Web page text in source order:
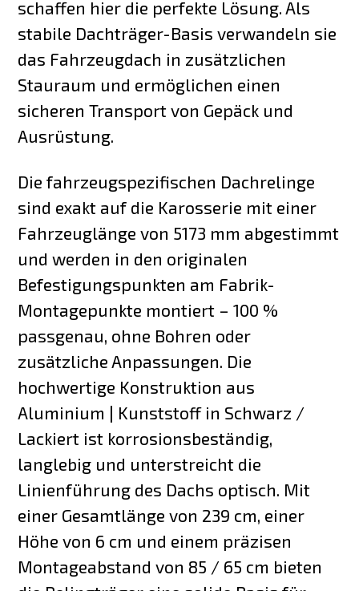
schaffen hier die perfekte Lösung. Als
stabile Dachträger-Basis verwandeln sie
das Fahrzeugdach in zusätzlichen
Stauraum und ermöglichen einen
sicheren Transport von Gepäck und
Ausrüstung.
Die fahrzeugspezifischen Dachrelinge
sind exakt auf die Karosserie mit einer
Fahrzeuglänge von 5173 mm abgestimmt
und werden in den originalen
Befestigungspunkten am Fabrik-
Montagepunkte montiert – 100 %
passgenau, ohne Bohren oder
zusätzliche Anpassungen. Die
hochwertige Konstruktion aus
Aluminium | Kunststoff in Schwarz /
Lackiert ist korrosionsbeständig,
langlebig und unterstreicht die
Linienführung des Dachs optisch. Mit
einer Gesamtlänge von 239 cm, einer
Höhe von 6 cm und einem präzisen
Montageabstand von 85 / 65 cm bieten